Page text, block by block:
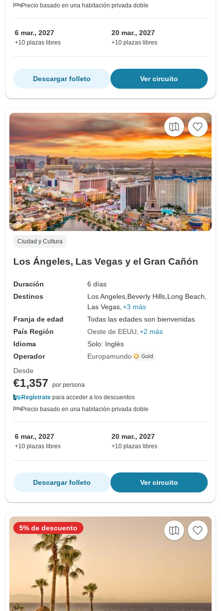
Precio basado en una habitación privada doble
6 mar., 2027
+10 plazas libres
20 mar., 2027
+10 plazas libres
Ver circuito
Descargar folleto
Ciudad y Cultura
Los Ángeles, Las Vegas y el Gran Cañón
Duración
6 días
Destinos
Los Angeles, Beverly Hills, Long Beach,
Las Vegas, +3 más
Franja de edad
Todas las edades son bienvenidas
País Región
Oeste de EEUU +2 más
Idioma
Solo: Inglés
Operador
Europamundo
Desde
€1,357
por persona
Regístrate para acceder a los descuentos
Precio basado en una habitación privada doble
6 mar., 2027
+10 plazas libres
20 mar., 2027
+10 plazas libres
Ver circuito
Descargar folleto
5% de descuento